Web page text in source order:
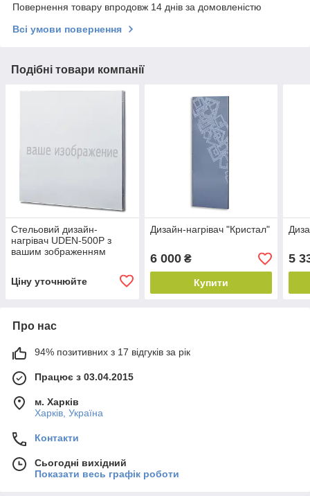
Повернення товару впродовж 14 днів за домовленістю
Всі умови повернення
Подібні товари компанії
Стельовий дизайн-
нагрівач UDEN-500P з
вашим зображенням
Ціну уточнюйте
Дизайн-нагрівач "Кристал"
6 000₴
Купити
5
Про нас
94% позитивних з 17 відгуків за рік
Працює з 03.04.2015
м. Харків
Харків, Україна
Контакти
Сьогодні вихідний
Показати весь графік роботи